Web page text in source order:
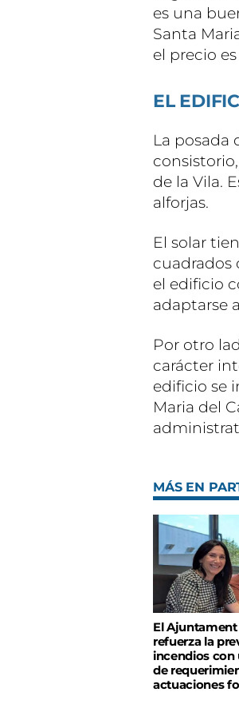
es una
Santa
el precio
EL
La posada
de la Vila.
alforjas.
El solar
cuadrados
el edificio
adaptarse
Por otro
carácter
edificio se
Maria del
MÁS EN
El Ajuntament
refuerza la
incendios con
de
actuaciones